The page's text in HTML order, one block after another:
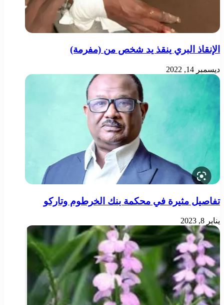
الإنقاذ البري ينقذ يد شخص من (مفرمة)
ديسمبر 14, 2022
تفاصيل مثيرة في محكمة بنك الخرطوم وتاركو
يناير 8, 2023